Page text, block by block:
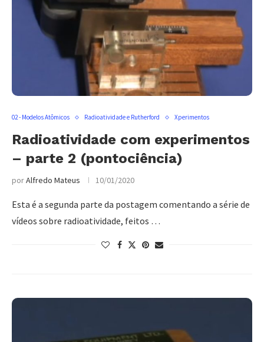
02 - Modelos Atômicos Radioatividade e Rutherford Xperimentos
Radioatividade com experimentos
– parte 2 (pontociência)
porAlfredo Mateus 10/01/2020
Esta é a segunda parte da postagem comentando a série de
vídeos sobre radioatividade, feitos …